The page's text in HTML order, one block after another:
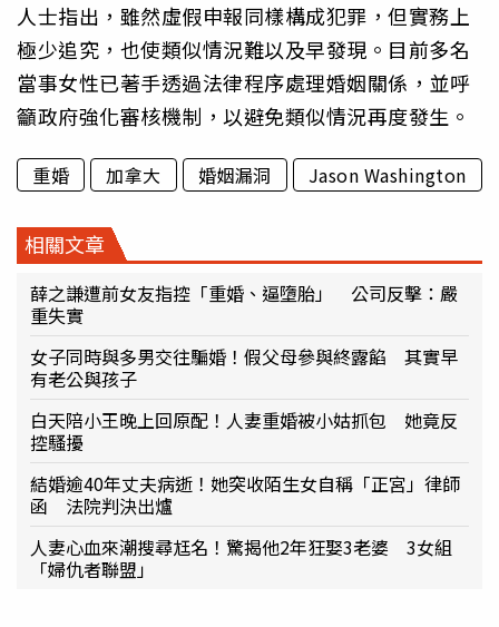
人士指出，雖然虛假申報同樣構成犯罪，但實務上
極少追究，也使類似情況難以及早發現。目前多名
當事女性已著手透過法律程序處理婚姻關係，並呼
籲政府強化審核機制，以避免類似情況再度發生。
重婚 加拿大 婚姻漏洞 Jason Washington
相關文章
薛之謙遭前女友指控「重婚、逼墮胎」 公司反擊：嚴
重失實
女子同時與多男交往騙婚！假父母參與終露餡 其實早
有老公與孩子
白天陪小王晚上回原配！人妻重婚被小姑抓包 她竟反
控騷擾
結婚逾40年丈夫病逝！她突收陌生女自稱「正宮」律師
函 法院判決出爐
人妻心血來潮搜尋尪名！驚揭他2年狂娶3老婆 3女組
「婦仇者聯盟」